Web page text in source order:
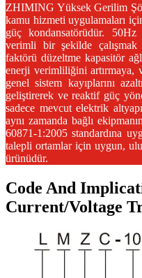
ZHIMING Yüksek Gerilim
kamu hizmeti uygulamaları
güç kondansatörüdür.
verimli bir şekilde
faktörü düzeltme kapasitör
enerji verimliliğini artırmaya,
genel sistem kayıplarını
geliştirerek ve reaktif güç
sadece mevcut elektrik
aynı zamanda bağlı
60871-1:2005 standardına
talepli ortamlar için uygun,
ürünüdür.
Code And
Current/Voltage